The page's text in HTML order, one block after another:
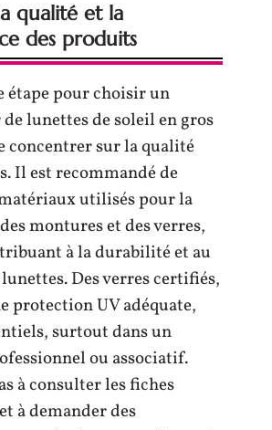
qualité et la
des produits
étape pour choisir un
lunettes de soleil en gros
concentrer sur la qualité
Il est recommandé de
utilisés pour la
montures et des verres,
à la durabilité et au
Des verres certifiés,
protection UV adéquate,
surtout dans un
ou associatif.
à consulter les fiches
à demander des